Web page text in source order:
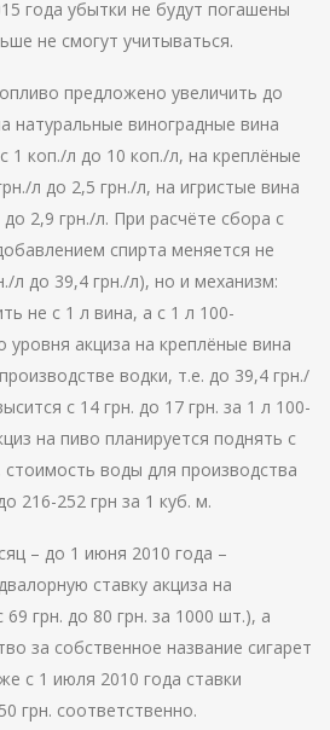
года убытки не будут погашены
не смогут учитываться.
предложено увеличить до
натуральные виноградные вина
1 коп./л до 10 коп./л, на креплёные
л до 2,5 грн./л, на игристые вина
2,9 грн./л. При расчёте сбора с
спирта меняется не
л до 39,4 грн./л), но и механизм:
не с 1 л вина, а с 1 л 100-
уровня акциза на креплёные вина
водки, т.е. до 39,4 грн./
с 14 грн. до 17 грн. за 1 л 100-
на пиво планируется поднять с
стоимость воды для производства
216-252 грн за 1 куб. м.
– до 1 июня 2010 года –
ставку акциза на
грн. до 80 грн. за 1000 шт.), а
за собственное название сигарет
с 1 июля 2010 года ставки
грн. соответственно.